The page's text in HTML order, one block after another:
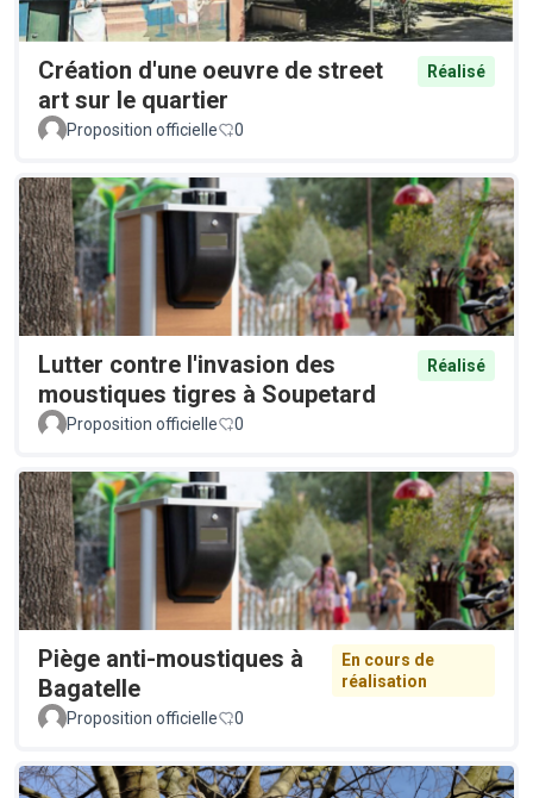
Création d'une oeuvre de street
art sur le quartier
Réalisé
Proposition officielle 0
Lutter contre l'invasion des
moustiques tigres à Soupetard
Réalisé
Proposition officielle 0
Piège anti-moustiques à
Bagatelle
En cours de
réalisation
Proposition officielle
0